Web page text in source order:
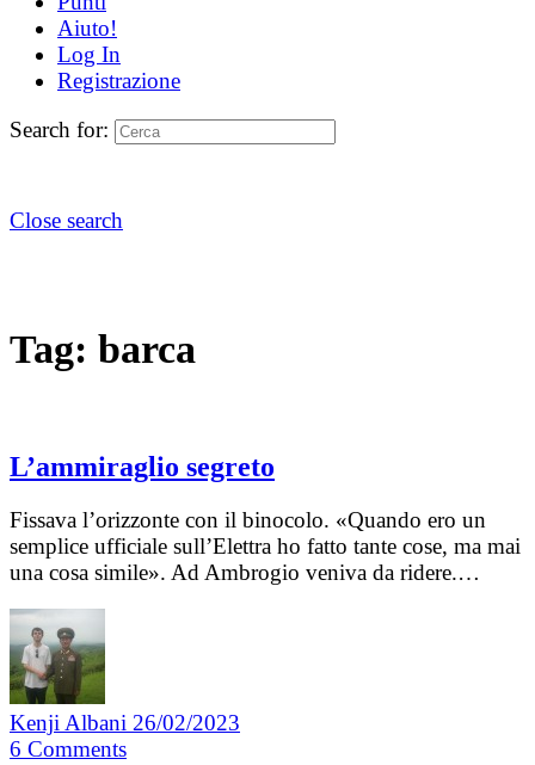
Aiuto!
Log In
Registrazione
Search for:
Close search
Tag: barca
L’ammiraglio segreto
Fissava l’orizzonte con il binocolo. «Quando ero un
semplice ufficiale sull’Elettra ho fatto tante cose, ma mai
una cosa simile». Ad Ambrogio veniva da ridere.…
Kenji Albani 26/02/2023
6 Comments